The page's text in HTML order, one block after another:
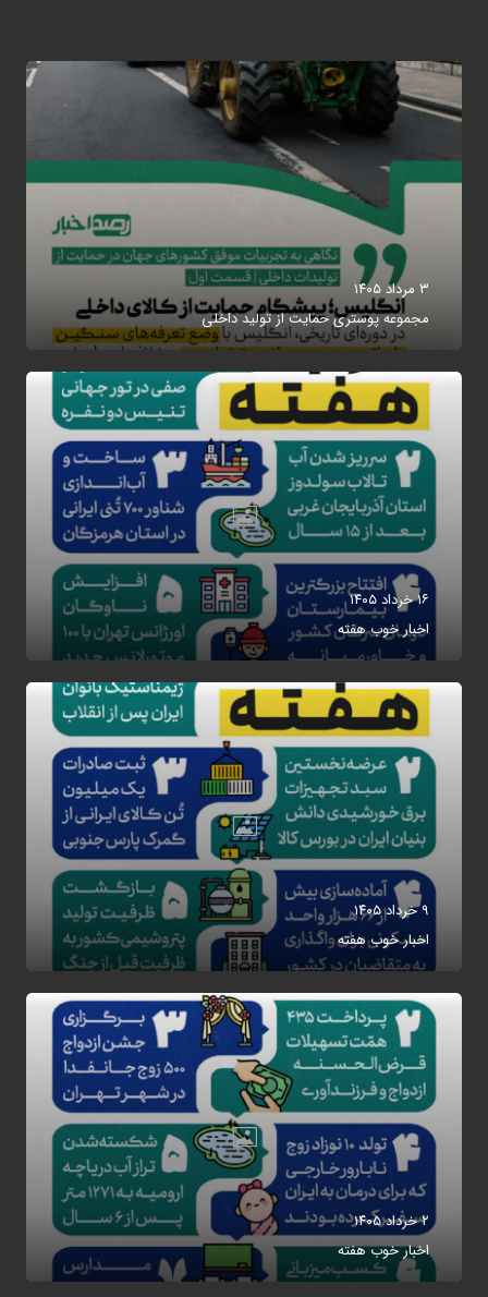
۳ مرداد ۱۴۰۵
مجموعه پوستری حمایت از تولید داخلی
۱۶ خرداد ۱۴۰۵
اخبار خوب هفته
۹ خرداد ۱۴۰۵
اخبار خوب هفته
۲ خرداد ۱۴۰۵
اخبار خوب هفته